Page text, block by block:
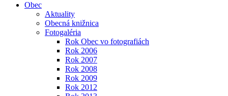
Obec
Aktuality
Obecná knižnica
Fotogaléria
Rok Obec vo fotografiách
Rok 2006
Rok 2007
Rok 2008
Rok 2009
Rok 2012